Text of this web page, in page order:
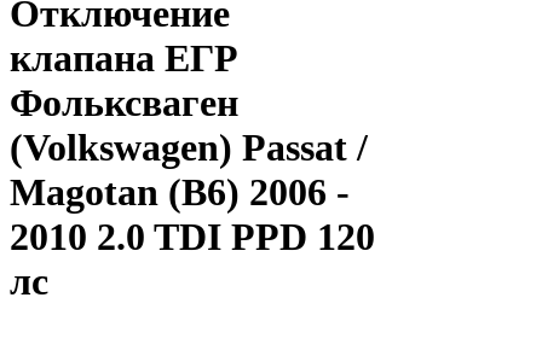
Отключение
клапана ЕГР
Фольксваген
(Volkswagen) Passat /
Magotan (B6) 2006 -
2010 2.0 TDI PPD 120
лс